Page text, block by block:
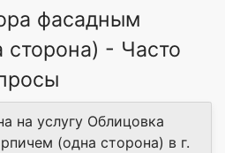
фасадным
сторона) - Часто
на услугу Облицовка
(одна сторона) в г.